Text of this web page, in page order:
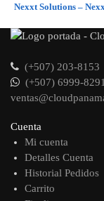
Nexxt Solutions –
(+507) 203-8153
(+507) 6999-8291
Cuenta
Mi cuenta
Detalles Cuenta
Historial Pedidos
Carrito